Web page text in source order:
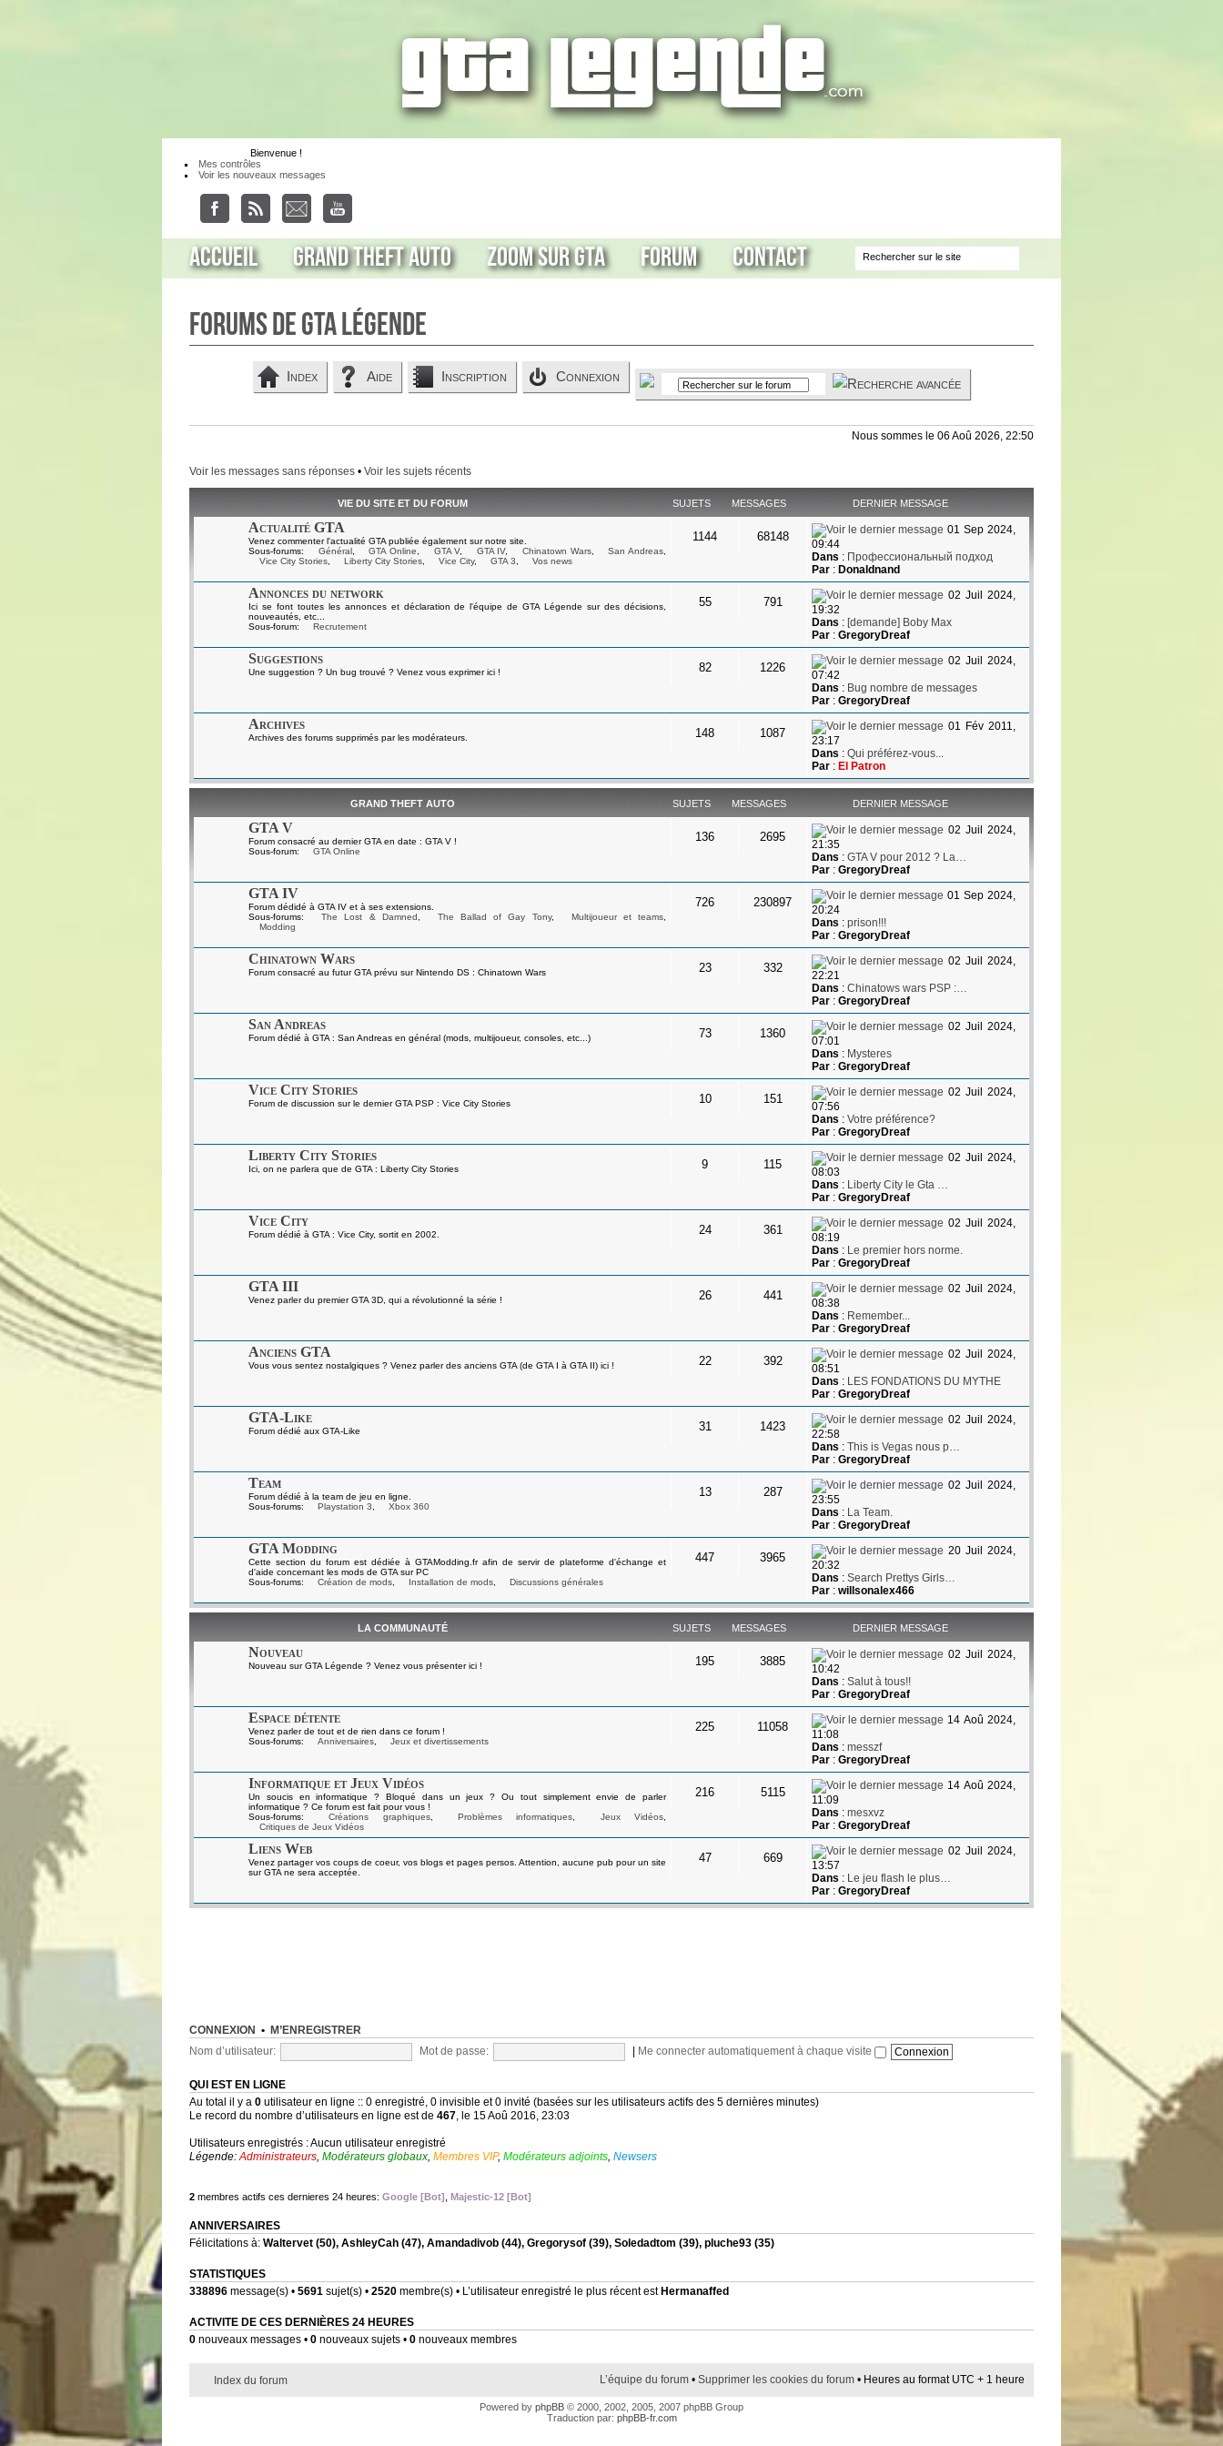
Bienvenue !
Mes contrôles
Voir les nouveaux messages
Accueil Grand Theft Auto Zoom sur GTA Forum Contact
Forums de GTA Légende
Index Aide Inscription Connexion
Nous sommes le 06 Aoû 2026, 22:50
Voir les messages sans réponses • Voir les sujets récents
VIE DU SITE ET DU FORUM SUJETS MESSAGES DERNIER MESSAGE
Actualité GTA
Venez commenter l'actualité GTA publiée également sur notre site.
Sous-forums:
Général, GTA Online GTA V, GTA IV, Chinatown Wars, San Andreas
Vice City Stories
Liberty City Stories Vice City, GTA 3 Vos news
1144 68148
01 Sep 2024,
09:44
Dans : Профессиональный подход
Par: Donaldnand
Annonces du network
Ici se font toutes les annonces et déclaration de l'équipe de GTA Légende sur des décisions,
nouveautés, etc...
Sous-forum:
Recrutement
55 791
02 Juil 2024,
19:32
Dans : [demande] Boby Max
Par: GregoryDreaf
Suggestions
Une suggestion ? Un bug trouvé ? Venez vous exprimer ici ! 82 1226
02 Juil 2024,
07:42
Dans : Bug nombre de messages
Par: GregoryDreaf
Archives
Archives des forums supprimés par les modérateurs. 148 1087
01 Fév 2011,
23:17
Dans : Qui préférez-vous...
Par: El Patron
GRAND THEFT AUTO SUJETS MESSAGES DERNIER MESSAGE
GTA V
Forum consacré au dernier GTA en date : GTA V !
Sous-forum:
GTA Online
136 2695
02 Juil 2024,
21:35
Dans : GTA V pour 2012 ? La…
Par: GregoryDreaf
GTA IV
Forum dédidé à GTA IV et à ses extensions.
Sous-forums:
The Lost & Damned The Ballad of Gay Tony, Multijoueur et teams
Modding
726 230897
01 Sep 2024,
20:24
Dans : prison!!!
Par: GregoryDreaf
Chinatown Wars
Forum consacré au futur GTA prévu sur Nintendo DS : Chinatown Wars 23 332
02 Juil 2024,
22:21
Dans : Chinatows wars PSP :…
Par: GregoryDreaf
San Andreas
Forum dédié à GTA : San Andreas en général (mods, multijoueur, consoles, etc...) 73 1360
02 Juil 2024,
07:01
Dans : Mysteres
Par: GregoryDreaf
Vice City Stories
Forum de discussion sur le dernier GTA PSP : Vice City Stories 10 151
02 Juil 2024,
07:56
Dans : Votre préférence?
Par: GregoryDreaf
Liberty City Stories
Ici, on ne parlera que de GTA : Liberty City Stories 9 115
02 Juil 2024,
08:03
Dans : Liberty City le Gta …
Par: GregoryDreaf
Vice City
Forum dédié à GTA : Vice City, sortit en 2002. 24 361
02 Juil 2024,
08:19
Dans : Le premier hors norme.
Par: GregoryDreaf
GTA III
Venez parler du premier GTA 3D, qui a révolutionné la série ! 26 441
02 Juil 2024,
08:38
Dans : Remember...
Par: GregoryDreaf
Anciens GTA
Vous vous sentez nostalgiques ? Venez parler des anciens GTA (de GTA I à GTA II) ici ! 22 392
02 Juil 2024,
08:51
Dans : LES FONDATIONS DU MYTHE
Par: GregoryDreaf
GTA-Like
Forum dédié aux GTA-Like 31 1423
02 Juil 2024,
22:58
Dans : This is Vegas nous p…
Par: GregoryDreaf
Team
Forum dédié à la team de jeu en ligne.
Sous-forums:
Playstation 3 Xbox 360
13 287
02 Juil 2024,
23:55
Dans : La Team.
Par: GregoryDreaf
GTA Modding
Cette section du forum est dédiée à GTAModding.fr afin de servir de plateforme d'échange et
d'aide concernant les mods de GTA sur PC
Sous-forums:
Création de mods Installation de mods Discussions générales
447 3965
20 Juil 2024,
20:32
Dans : Search Prettys Girls…
Par: willsonalex466
LA COMMUNAUTÉ SUJETS MESSAGES DERNIER MESSAGE
Nouveau
Nouveau sur GTA Légende ? Venez vous présenter ici ! 195 3885
02 Juil 2024,
10:42
Dans : Salut à tous!!
Par: GregoryDreaf
Espace détente
Venez parler de tout et de rien dans ce forum !
Sous-forums:
Anniversaires Jeux et divertissements
225 11058
14 Aoû 2024,
11:08
Dans : messzf
Par: GregoryDreaf
Informatique et Jeux Vidéos
Un soucis en informatique ? Bloqué dans un jeux ? Ou tout simplement envie de parler
informatique ? Ce forum est fait pour vous !
Sous-forums:
Créations graphiques, Problèmes informatiques Jeux Vidéos
Critiques de Jeux Vidéos
216 5115
14 Aoû 2024,
11:09
Dans : mesxvz
Par: GregoryDreaf
Liens Web
Venez partager vos coups de coeur, vos blogs et pages persos. Attention, aucune pub pour un site
sur GTA ne sera acceptée.
47 669
02 Juil 2024,
13:57
Dans : Le jeu flash le plus…
Par: GregoryDreaf
CONNEXION • M’ENREGISTRER
Nom d’utilisateur: Mot de passe: Me connecter automatiquement à chaque visite
QUI EST EN LIGNE
Au total il y a 0 utilisateur en ligne :: 0 enregistré, 0 invisible et 0 invité (basées sur les utilisateurs actifs des 5 dernières minutes)
Le record du nombre d’utilisateurs en ligne est de 467, le 15 Aoû 2016, 23:03
Utilisateurs enregistrés : Aucun utilisateur enregistré
Légende:Administrateurs, Modérateurs globaux, Membres VIP, Modérateurs adjoints, Newsers
2 membres actifs ces dernieres 24 heures: Google [Bot] Majestic-12 [Bot]
ANNIVERSAIRES
Félicitations à: Waltervet (50), AshleyCah (47), Amandadivob (44), Gregorysof (39), Soledadtom (39), pluche93 (35)
STATISTIQUES
338896 message(s) • 5691 sujet(s) • 2520 membre(s) • L’utilisateur enregistré le plus récent est Hermanaffed
ACTIVITE DE CES DERNIÈRES 24 HEURES
0 nouveaux messages • 0 nouveaux sujets • 0 nouveaux membres
Index du forum L’équipe du forum • Supprimer les cookies du forum • Heures au format UTC + 1 heure
Powered by phpBB © 2000, 2002, 2005, 2007 phpBB Group
Traduction par: phpBB-fr.com